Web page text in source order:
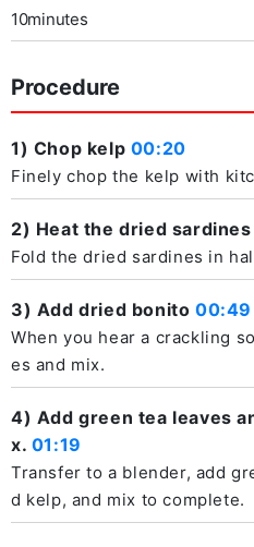
10minutes
Procedure
1) Chop kelp 00:20
Finely chop the kelp with
2) Heat the dried
Fold the dried sardines in
3) Add dried bonito00:49
When you hear a crackling
es and mix.
4) Add green tea leaves
x. 01:19
Transfer to a blender, add
d kelp, and mix to complete.